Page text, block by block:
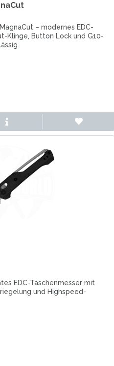
– modernes EDC-
Klinge, Button Lock und G10-
EDC-Taschenmesser mit
und Highspeed-